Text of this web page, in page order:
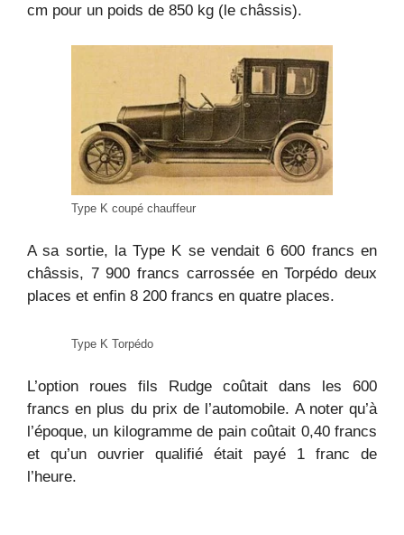
cm pour un poids de 850 kg (le châssis).
Type K coupé chauffeur
A sa sortie, la Type K se vendait 6 600 francs en
châssis, 7 900 francs carrossée en Torpédo deux
places et enfin 8 200 francs en quatre places.
Type K Torpédo
L’option roues fils Rudge coûtait dans les 600
francs en plus du prix de l’automobile. A noter qu’à
l’époque, un kilogramme de pain coûtait 0,40 francs
et qu’un ouvrier qualifié était payé 1 franc de
l’heure.